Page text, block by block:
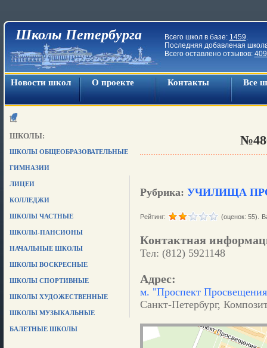
Школы Петербурга Всего школ в базе: 1459.
Последняя добавленая
Всего оставлено отзывов:
Новости школ О проекте Контакты Все
ШКОЛЫ:
ШКОЛЫ ОБЩЕОБРАЗОВАТЕЛЬНЫЕ
ГИМНАЗИИ
ЛИЦЕИ
КОЛЛЕДЖИ
ШКОЛЫ ЧАСТНЫЕ
ШКОЛЫ-ПАНСИОНЫ
НАЧАЛЬНЫЕ ШКОЛЫ
ШКОЛЫ ВОСКРЕСНЫЕ
ШКОЛЫ СПОРТИВНЫЕ
ШКОЛЫ ХУДОЖЕСТВЕННЫЕ
ШКОЛЫ МУЗЫКАЛЬНЫЕ
БАЛЕТНЫЕ ШКОЛЫ
Рубрика: УЧИЛИЩА
Рейтинг: (оценок: 55).
Контактная
Тел: (812) 5921148
Адрес:
м. "Проспект
Санкт-Петербург,